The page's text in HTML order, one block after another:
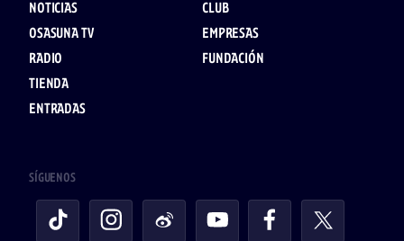
NOTICIAS
OSASUNA TV
RADIO
TIENDA
ENTRADAS
CLUB
EMPRESAS
FUNDACIÓN
SÍGUENOS